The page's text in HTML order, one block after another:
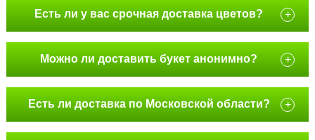
Есть ли у вас срочная доставка цветов? +
Можно ли доставить букет анонимно? +
Есть ли доставка по Московской области? +